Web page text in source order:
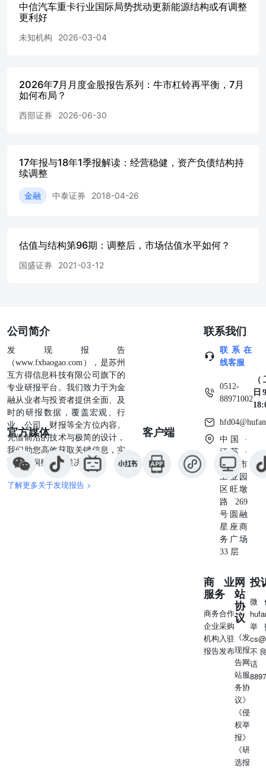
中信汽车重卡行业国际局势扰动更新能源结构或有调整
更利好
未知机构 2026-03-04
2026年7月月度金股报告系列：牛市杠铃再平衡，7月
如何布局？
西部证券 2026-06-30
17年报与18年1季报解读：经营稳健，资产负债结构持
续调整
金融 中泰证券 2018-04-26
估值与结构第96期：调整后，市场估值水平如何？
国盛证券 2021-03-12
公司简介
发现报告
（www.fxbaogao.com），是苏州
互方得信息科技有限公司旗下的
专业研报平台。我们致力于为金
融从业者与投资者提供全面、及
时的研报数据，覆盖宏观、行
业、公司、财报等全方位内容。
凭借前沿的技术与极简的设计，
我们助您高效获取关键信息，实
现深度洞察与精准决策。
了解更多关于发现报告 >
官方媒体 客户端
联系我们
联系在
线客服
0512-
88971002
日
中国 ·
江苏 ·
苏州市
工业园
区旺墩
路269
号圆融
星座商
务广场
33 层
商业
服务
商务合作
企业采购
机构入驻
报告发布
网
站
协
议
《发
现报
告网
站服
务协
议》
《侵
权举
报》
《研
选报
投
微
举
不